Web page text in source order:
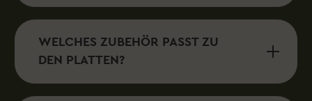
WELCHES ZUBEHÖR PASST ZU
DEN PLATTEN?